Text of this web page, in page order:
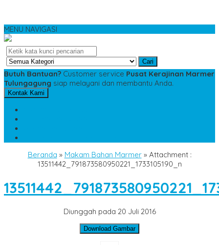
MENU NAVIGASI
Cari
Butuh Bantuan? Customer service Pusat Kerajinan Marmer
Tulungagung siap melayani dan membantu Anda.
Kontak Kami
Beranda » Makam Bahan Marmer» Attachment :
13511442_791873580950221_1733105190_n
Diunggah pada 20 Juli 2016
Download Gambar